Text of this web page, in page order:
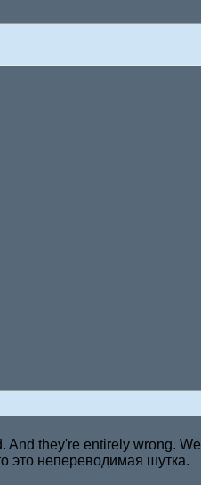
And they're entirely wrong. We
это непереводимая шутка.